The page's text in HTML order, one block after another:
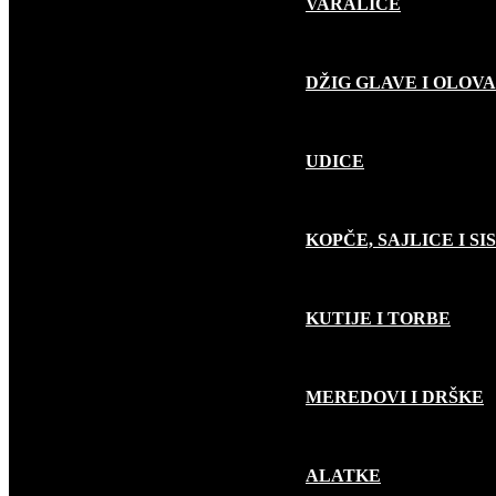
VARALICE
DŽIG GLAVE I OLOVA
UDICE
KOPČE, SAJLICE I
KUTIJE I TORBE
MEREDOVI I DRŠKE
ALATKE